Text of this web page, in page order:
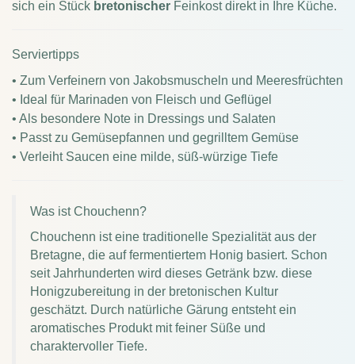
sich ein Stück bretonischer Feinkost direkt in Ihre Küche.
Serviertipps
• Zum Verfeinern von Jakobsmuscheln und Meeresfrüchten
• Ideal für Marinaden von Fleisch und Geflügel
• Als besondere Note in Dressings und Salaten
• Passt zu Gemüsepfannen und gegrilltem Gemüse
• Verleiht Saucen eine milde, süß-würzige Tiefe
Was ist Chouchenn?
Chouchenn ist eine traditionelle Spezialität aus der
Bretagne, die auf fermentiertem Honig basiert. Schon
seit Jahrhunderten wird dieses Getränk bzw. diese
Honigzubereitung in der bretonischen Kultur
geschätzt. Durch natürliche Gärung entsteht ein
aromatisches Produkt mit feiner Süße und
charaktervoller Tiefe.